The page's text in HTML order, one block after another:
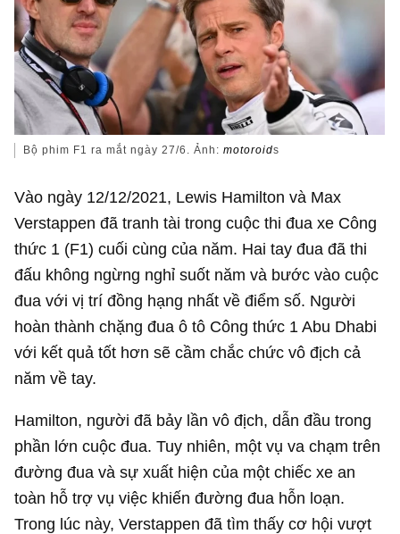
Bộ phim F1 ra mắt ngày 27/6. Ảnh:motoroids
Vào ngày 12/12/2021, Lewis Hamilton và Max
Verstappen đã tranh tài trong cuộc thi đua xe Công
thức 1 (F1) cuối cùng của năm. Hai tay đua đã thi
đấu không ngừng nghỉ suốt năm và bước vào cuộc
đua với vị trí đồng hạng nhất về điểm số. Người
hoàn thành chặng đua ô tô Công thức 1 Abu Dhabi
với kết quả tốt hơn sẽ cầm chắc chức vô địch cả
năm về tay.
Hamilton, người đã bảy lần vô địch, dẫn đầu trong
phần lớn cuộc đua. Tuy nhiên, một vụ va chạm trên
đường đua và sự xuất hiện của một chiếc xe an
toàn hỗ trợ vụ việc khiến đường đua hỗn loạn.
Trong lúc này, Verstappen đã tìm thấy cơ hội vượt